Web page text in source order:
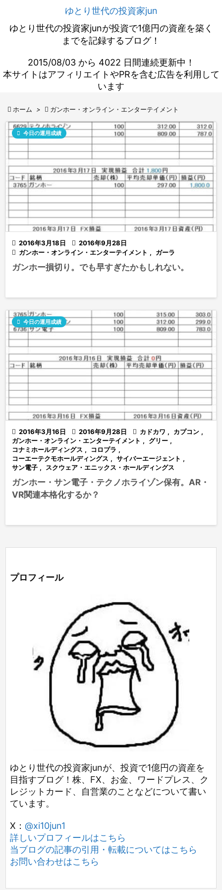
ゆとり世代の投資家jun
ゆとり世代の投資家junが投資で1億円の資産を築く
までを記録するブログ！
2015/08/03 から 4022 日間連続更新中！
本サイトはアフィリエイトやPRを含む広告を利用して
います
 ホーム >  ガンホー・オンライン・エンターテイメント
 2016年3月18日  2016年9月28日
 今日の運用成績
 ガンホー・オンライン・エンターテイメント , ガーラ
ガンホー損切り。でも早すぎたかもしれない。
 2016年3月16日  2016年9月28日
 今日の運用成績
 カドカワ , カプコン ,
ガンホー・オンライン・エンターテイメント , グリー ,
コナミホールディングス , コロプラ ,
コーエーテクモホールディングス , サイバーエージェント ,
サン電子 , スクウェア・エニックス・ホールディングス
ガンホー・サン電子・テクノホライゾン保有。AR・
VR関連本格化するか？
プロフィール
ゆとり世代の投資家junが、投資で1億円の資産を
目指すブログ！株、FX、お金、ワードプレス、ク
レジットカード、自営業のことなどについて書い
ています。
X： @xi10jun1
詳しいプロフィールはこちら
当ブログの記事の引用・転載についてはこちら
お問い合わせはこちら